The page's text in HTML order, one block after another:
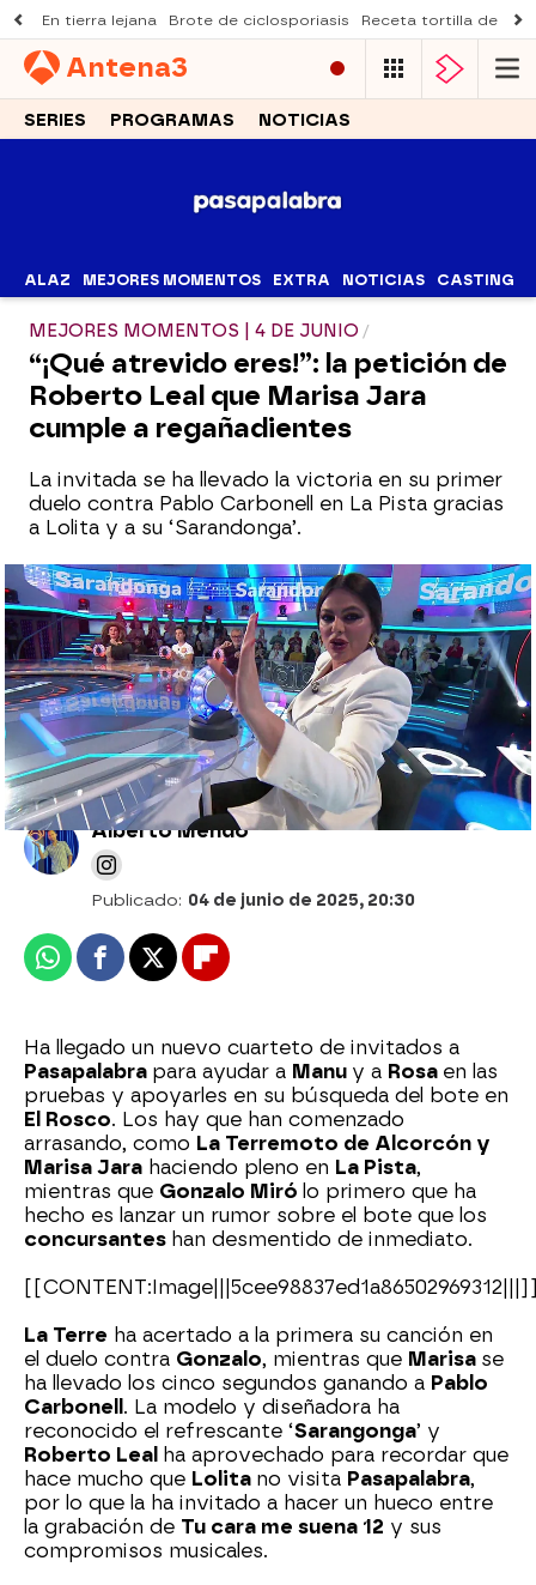
En tierra lejana Brote de ciclosporiasis Receta tortilla de
Antena3
SERIES PROGRAMAS NOTICIAS
ALAZ MEJORES MOMENTOS EXTRA NOTICIAS CASTING
MEJORES MOMENTOS | 4 DE JUNIO
“¡Qué atrevido eres!”: la petición de
Roberto Leal que Marisa Jara
cumple a regañadientes
La invitada se ha llevado la victoria en su primer
duelo contra Pablo Carbonell en La Pista gracias
a Lolita y a su ‘Sarandonga’.
Del arranque de diez aciertos de Rosa a la
brutal remontada de Manu: el empate más
apasionante en El Rosco
Alberto Mendo
Publicado: 04 de junio de 2025, 20:30
WhatsappFacebook
X Flipboard
Ha llegado un nuevo cuarteto de invitados a
Pasapalabra para ayudar a Manu y a Rosa en las
pruebas y apoyarles en su búsqueda del bote en
El Rosco. Los hay que han comenzado
arrasando, como La Terremoto de Alcorcón y
Marisa Jara haciendo pleno en La Pista,
mientras que Gonzalo Miró lo primero que ha
hecho es lanzar un rumor sobre el bote que los
concursantes han desmentido de inmediato.
La Terre ha acertado a la primera su canción en
el duelo contra Gonzalo, mientras que Marisa se
ha llevado los cinco segundos ganando a Pablo
Carbonell . La modelo y diseñadora ha
reconocido el refrescante ‘Sarangonga’ y
Roberto Leal ha aprovechado para recordar que
hace mucho que Lolita no visita Pasapalabra,
por lo que la ha invitado a hacer un hueco entre
la grabación de Tu cara me suena 12 y sus
compromisos musicales.